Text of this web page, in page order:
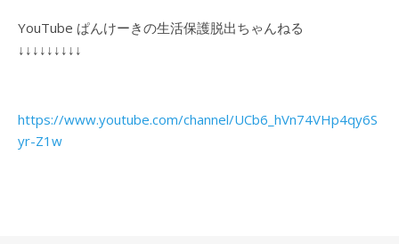
YouTube ぱんけーきの生活保護脱出ちゃんねる
↓↓↓↓↓↓↓↓↓
https://www.youtube.com/channel/UCb6_hVn74VHp4qy6S
yr-Z1w